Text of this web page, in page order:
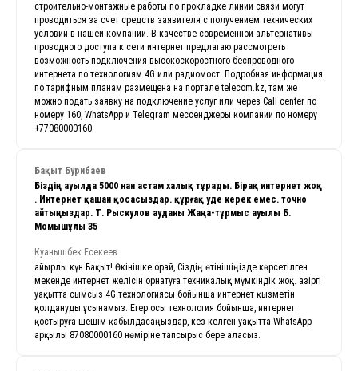
строительно-монтажные работы по прокладке линии связи могут
проводиться за счет средств заявителя с получением технических
условий в нашей компании. В качестве современной альтернативы
проводного доступа к сети интернет предлагаю рассмотреть
возможность подключения высокоскоростного беспроводного
интернета по технологиям 4G или радиомост. Подробная информация
по тарифным планам размещена на портале telecom.kz, там же
можно подать заявку на подключение услуг или через Call center по
номеру 160, WhatsApp и Telegram мессенджеры компании по номеру
+77080000160.
Бақыт Бурибаев
Біздің ауылда 5000 нан астам халық тұрады. Бірақ интернет жоқ
. Интернет қашан қосасыздар. құрғақ уәде керек емес. точно
айтыңыздар. Т. Рыскулов ауданы Жаңа-тұрмыс ауылы Б.
Момышұлы 35
Куанышбек Есекеев
Қайырлы күн Бақыт! Өкінішке орай, Сіздің өтінішіңізде көрсетілген
мекенде интернет желісін орнатуға техникалық мүмкіндік жоқ. Қазіргі
уақытта сымсыз 4G технологиясы бойынша интернет қызметін
қолдануды ұсынамыз. Егер осы технология бойынша, интернет
қостыруға шешім қабылдасаңыздар, кез келген уақытта WhatsApp
арқылы 87080000160 нөміріне тапсырыс бере аласыз.